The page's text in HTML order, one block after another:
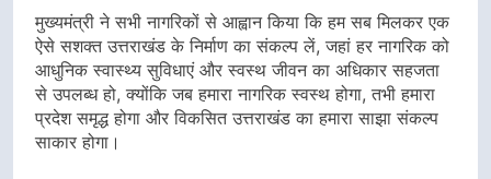
मुख्यमंत्री ने सभी नागरिकों से आह्वान किया कि हम सब मिलकर एक
ऐसे सशक्त उत्तराखंड के निर्माण का संकल्प लें, जहां हर नागरिक को
आधुनिक स्वास्थ्य सुविधाएं और स्वस्थ जीवन का अधिकार सहजता
से उपलब्ध हो, क्योंकि जब हमारा नागरिक स्वस्थ होगा, तभी हमारा
प्रदेश समृद्ध होगा और विकसित उत्तराखंड का हमारा साझा संकल्प
साकार होगा।